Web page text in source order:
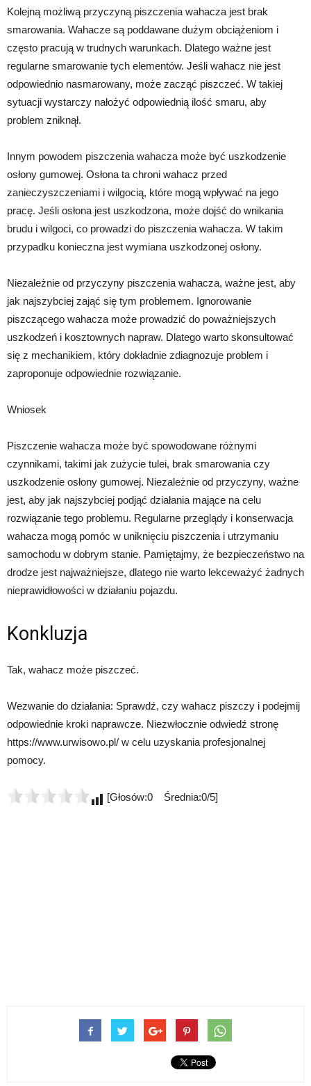
Kolejną możliwą przyczyną piszczenia wahacza jest brak
smarowania. Wahacze są poddawane dużym obciążeniom i
często pracują w trudnych warunkach. Dlatego ważne jest
regularne smarowanie tych elementów. Jeśli wahacz nie jest
odpowiednio nasmarowany, może zacząć piszczeć. W takiej
sytuacji wystarczy nałożyć odpowiednią ilość smaru, aby
problem zniknął.
Innym powodem piszczenia wahacza może być uszkodzenie
osłony gumowej. Osłona ta chroni wahacz przed
zanieczyszczeniami i wilgocią, które mogą wpływać na jego
pracę. Jeśli osłona jest uszkodzona, może dojść do wnikania
brudu i wilgoci, co prowadzi do piszczenia wahacza. W takim
przypadku konieczna jest wymiana uszkodzonej osłony.
Niezależnie od przyczyny piszczenia wahacza, ważne jest, aby
jak najszybciej zająć się tym problemem. Ignorowanie
piszczącego wahacza może prowadzić do poważniejszych
uszkodzeń i kosztownych napraw. Dlatego warto skonsultować
się z mechanikiem, który dokładnie zdiagnozuje problem i
zaproponuje odpowiednie rozwiązanie.
Wniosek
Piszczenie wahacza może być spowodowane różnymi
czynnikami, takimi jak zużycie tulei, brak smarowania czy
uszkodzenie osłony gumowej. Niezależnie od przyczyny, ważne
jest, aby jak najszybciej podjąć działania mające na celu
rozwiązanie tego problemu. Regularne przeglądy i konserwacja
wahacza mogą pomóc w uniknięciu piszczenia i utrzymaniu
samochodu w dobrym stanie. Pamiętajmy, że bezpieczeństwo na
drodze jest najważniejsze, dlatego nie warto lekceważyć żadnych
nieprawidłowości w działaniu pojazdu.
Konkluzja
Tak, wahacz może piszczeć.
Wezwanie do działania: Sprawdź, czy wahacz piszczy i podejmij
odpowiednie kroki naprawcze. Niezwłocznie odwiedź stronę
https://www.urwisowo.pl/ w celu uzyskania profesjonalnej
pomocy.
[Głosów:0 Średnia:0/5]